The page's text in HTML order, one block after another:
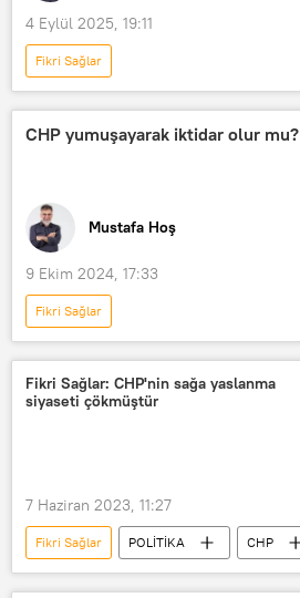
4 Eylül 2025, 19:11
Fikri Sağlar
MUSTAFA HOŞ İLE YOL ARKADAŞI
Kemal Kılıçdaroğlu
Demokrasi ve Atılım Partisi (DEVA)
CHP yumuşayarak iktidar olur mu?
Mustafa Hoş
9 Ekim 2024, 17:33
Fikri Sağlar
MUSTAFA HOŞ İLE YOL ARKADAŞI
Radyo
RADYO
Radyo
Radyo Sputnik
Fikri Sağlar: CHP'nin sağa yaslanma
siyaseti çökmüştür
7 Haziran 2023, 11:27
Fikri Sağlar POLİTİKA
CHP
Cumhuriyet Halk Partisi (CHP)